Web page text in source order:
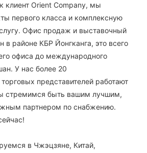
клиент Orient Company, мы
первого класса и комплексную
Офис продаж и выставочный
в районе КБР Йонгканга, это всего
офиса до международного
У нас более 20
представителей работают
стремимся быть вашим лучшим,
партнером по снабжению.
в Чжэцзяне, Китай,